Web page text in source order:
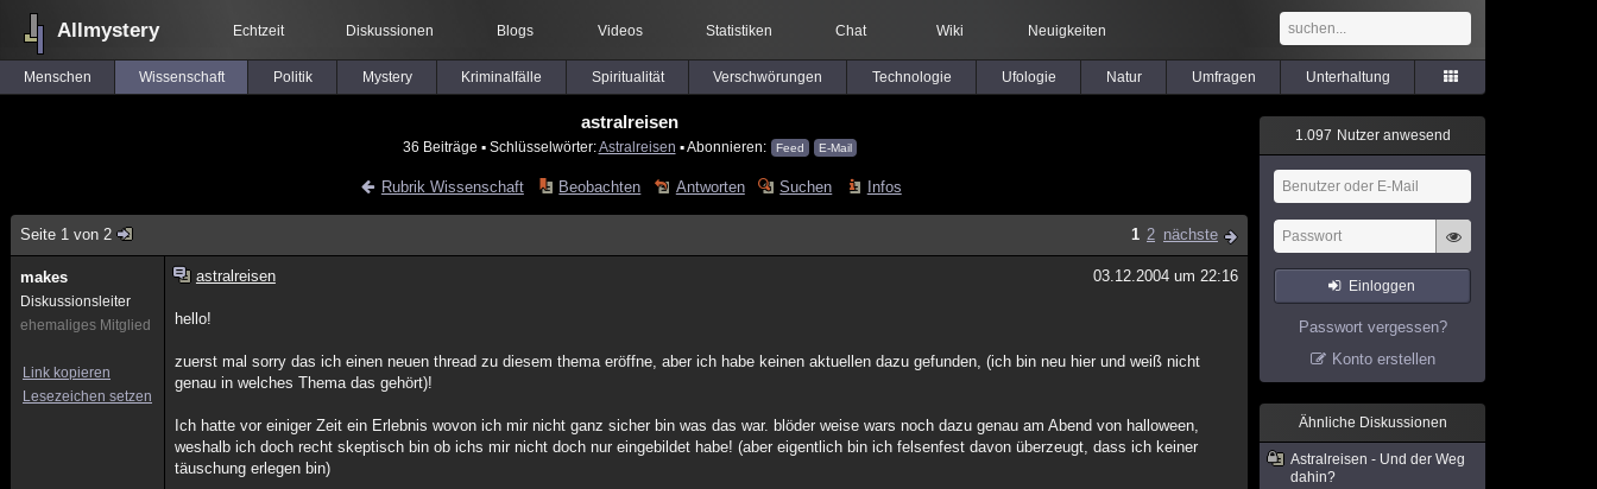
Allmystery Echtzeit Diskussionen Blogs Videos Statistiken Chat Wiki Neuigkeiten
Menschen Wissenschaft Politik Mystery Kriminalfälle Spiritualität Verschwörungen Technologie Ufologie Natur Umfragen Unterhaltung
astralreisen
36 Beiträge ▪ Schlüsselwörter:Astralreisen ▪ Abonnieren: Feed E-Mail
Rubrik Wissenschaft Beobachten Antworten Suchen Infos
Seite 1 von 2 1 2 nächste
makes
Diskussionsleiter
ehemaliges Mitglied
Link kopieren
Lesezeichen setzen
astralreisen 03.12.2004 um 22:16
hello!
zuerst mal sorry das ich einen neuen thread zu diesem thema eröffne, aber ich habe keinen aktuellen dazu gefunden, (ich bin neu hier und weiß nicht
genau in welches Thema das gehört)!
Ich hatte vor einiger Zeit ein Erlebnis wovon ich mir nicht ganz sicher bin was das war. blöder weise wars noch dazu genau am Abend von halloween,
weshalb ich doch recht skeptisch bin ob ichs mir nicht doch nur eingebildet habe! (aber eigentlich bin ich felsenfest davon überzeugt, dass ich keiner
täuschung erlegen bin)
1.097 Nutzer anwesend
Einloggen
Passwort vergessen?
Konto erstellen
Ähnliche Diskussionen
Astralreisen - Und der Weg
dahin?